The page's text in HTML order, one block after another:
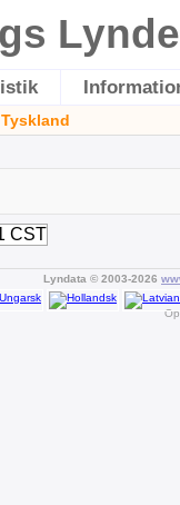
Tyskland
Lyndata © 2003-2026